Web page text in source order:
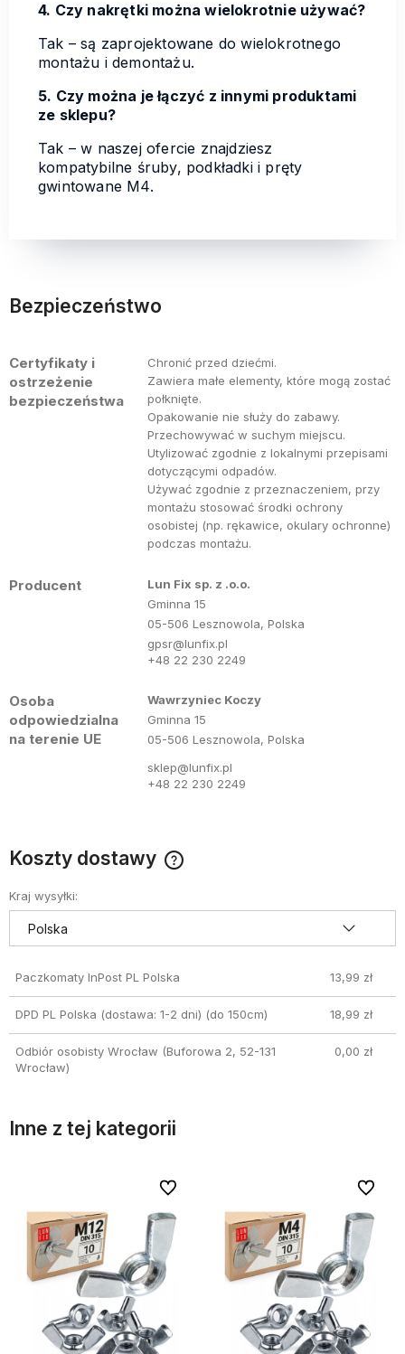
4. Czy nakrętki można wielokrotnie używać?
Tak – są zaprojektowane do wielokrotnego
montażu i demontażu.
5. Czy można je łączyć z innymi produktami
ze sklepu?
Tak – w naszej ofercie znajdziesz
kompatybilne śruby, podkładki i pręty
gwintowane M4.
Bezpieczeństwo
Certyfikaty i
ostrzeżenie
bezpieczeństwa
Chronić przed dziećmi.
Zawiera małe elementy, które mogą zostać
połknięte.
Opakowanie nie służy do zabawy.
Przechowywać w suchym miejscu.
Utylizować zgodnie z lokalnymi przepisami
dotyczącymi odpadów.
Używać zgodnie z przeznaczeniem, przy
montażu stosować środki ochrony
osobistej (np. rękawice, okulary ochronne)
podczas montażu.
Producent
Lun Fix sp. z .o.o.
Gminna 15
05-506 Lesznowola, Polska
gpsr@lunfix.pl
+48 22 230 2249
Osoba
odpowiedzialna
na terenie UE
Wawrzyniec Koczy
Gminna 15
05-506 Lesznowola, Polska
sklep@lunfix.pl
+48 22 230 2249
Koszty dostawy
Kraj wysyłki:
Paczkomaty InPost PL Polska 13,99 zł
DPD PL Polska (dostawa: 1-2 dni) (do 150cm) 18,99 zł
Odbiór osobisty Wrocław (Buforowa 2, 52-131
Wrocław)
0,00 zł
Inne z tej kategorii
Do ulubionych
Do ulubionych Do
Do